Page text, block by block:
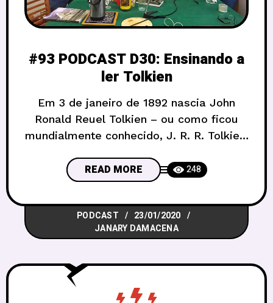
#93 PODCAST D30: Ensinando a
ler Tolkien
Em 3 de janeiro de 1892 nascia John
Ronald Reuel Tolkien – ou como ficou
mundialmente conhecido, J. R. R. Tolkien.
fantasia que mudou para sempre a
maneira como contamos histórias
fantásticas: A Terra Média, local onde se
passam as aventuras de “O Hobbit” e a
trilogia “O
READ MORE 248
PODCAST
23/01/2020
JANARY DAMACENA